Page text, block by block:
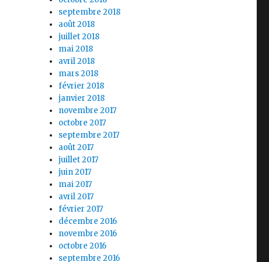
septembre 2018
août 2018
juillet 2018
mai 2018
avril 2018
mars 2018
février 2018
janvier 2018
novembre 2017
octobre 2017
septembre 2017
août 2017
juillet 2017
juin 2017
mai 2017
avril 2017
février 2017
décembre 2016
novembre 2016
octobre 2016
septembre 2016